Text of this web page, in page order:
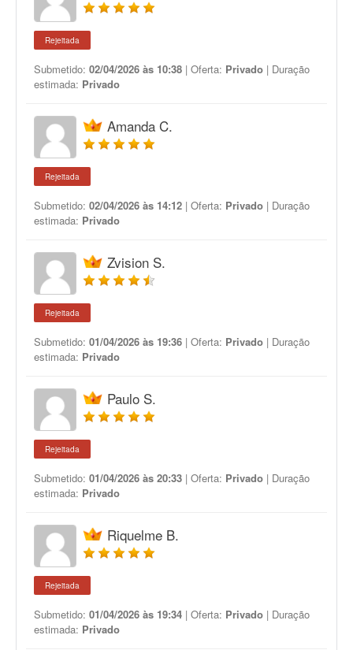
Rejeitada
Submetido: 02/04/2026 às 10:38 | Oferta: Privado | Duração
estimada: Privado
Amanda C.
Rejeitada
Submetido: 02/04/2026 às 14:12 | Oferta: Privado | Duração
estimada: Privado
Zvision S.
Rejeitada
Submetido: 01/04/2026 às 19:36 | Oferta: Privado | Duração
estimada: Privado
Paulo S.
Rejeitada
Submetido: 01/04/2026 às 20:33 | Oferta: Privado | Duração
estimada: Privado
Riquelme B.
Rejeitada
Submetido: 01/04/2026 às 19:34 | Oferta: Privado | Duração
estimada: Privado